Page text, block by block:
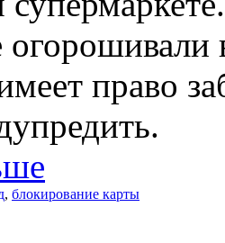
право
, блокирование карты